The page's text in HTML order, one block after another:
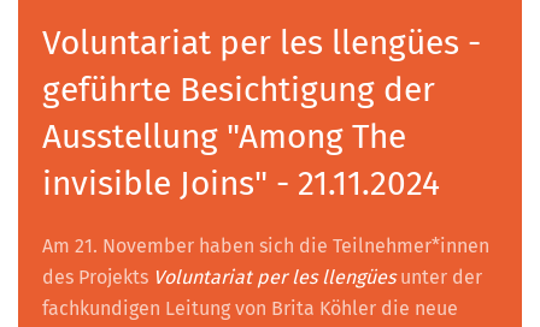
Voluntariat per les llengües -
geführte Besichtigung der
Ausstellung "Among The
invisible Joins" - 21.11.2024
Am 21. November haben sich die Teilnehmer*innen
des Projekts Voluntariat per les llengüesunter der
fachkundigen Leitung von Brita Köhler die neue